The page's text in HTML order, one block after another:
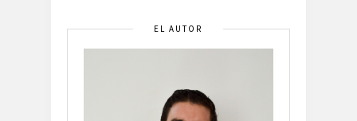
EL AUTOR